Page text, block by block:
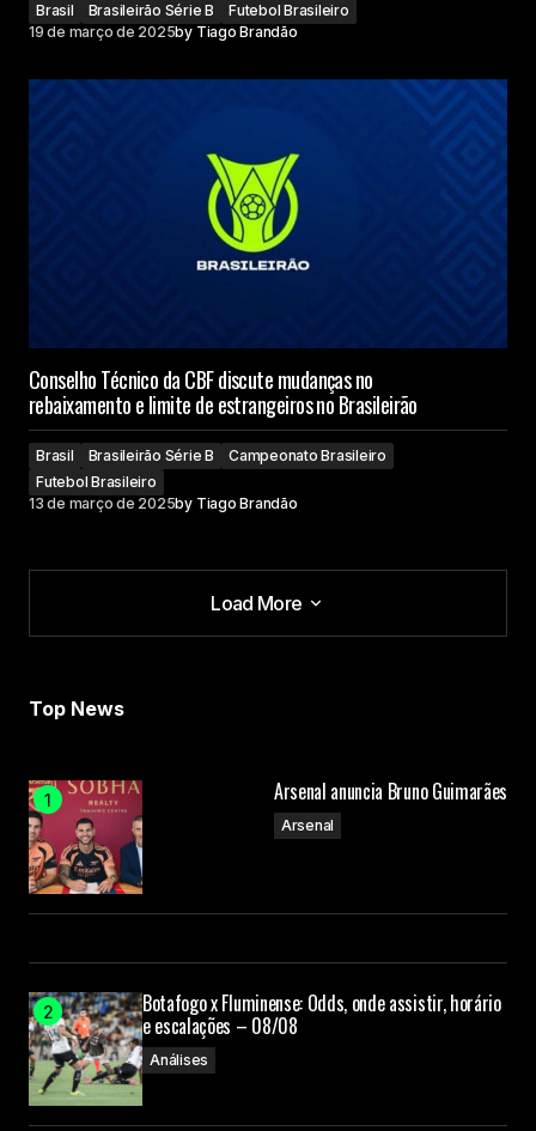
Brasil Brasileirão Série B
Futebol Brasileiro
19 de março de 2025by Tiago Brandão
Conselho Técnico da CBF discute mudanças no
rebaixamento e limite de estrangeiros no Brasileirão
Brasil Brasileirão Série B
Campeonato Brasileiro
Futebol Brasileiro
13 de março de 2025by Tiago Brandão
Load More
Load More
Top News
Arsenal anuncia Bruno Guimarães
Arsenal
Botafogo x Fluminense: Odds, onde assistir, horário
e escalações – 08/08
Análises